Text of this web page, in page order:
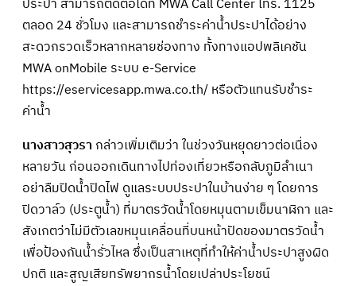
ประปา สามารถติดต่อได้ที่ MWA Call Center โทร. 1125
ตลอด 24 ชั่วโมง และสามารถชำระค่าน้ำประปาได้อย่าง
สะดวกรวดเร็วหลากหลายช่องทาง ทั้งทางแอปพลิเคชัน
MWA onMobile ระบบ e-Service
https://eservicesapp.mwa.co.th/ หรือตัวแทนรับชำระ
ค่าน้ำ
นางสาวสุวรา กล่าวเพิ่มเติมว่า ในช่วงวันหยุดยาวต่อเนื่อง
หลายวัน ก่อนออกเดินทางไปท่องเที่ยวหรือกลับภูมิลำเนา
อย่าลืมปิดน้ำปิดไฟ ดูแลระบบประปาในบ้านง่าย ๆ โดยการ
ปิดวาล์ว (ประตูน้ำ) ที่มาตรวัดน้ำโดยหมุนตามเข็มนาฬิกา และ
สังเกตว่าไม่มีตัวเลขหมุนเคลื่อนที่บนหน้าปัดของมาตรวัดน้ำ
เพื่อป้องกันน้ำรั่วไหล ซึ่งเป็นสาเหตุที่ทำให้ค่าน้ำประปาสูงผิด
ปกติ และสูญเสียทรัพยากรน้ำโดยเปล่าประโยชน์